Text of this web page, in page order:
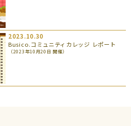
2023.10.30
Busico.コミュニティカレッジ レポート
（2023年10月20日 開催）